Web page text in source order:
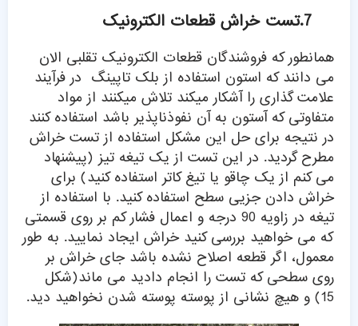
همانطور که فروشندگان قطعات الکترونیک تقلبی الان
می دانند که استون استفاده از بلک تاپینگ در فرآیند
علامت گذاری را آشکار میکند تلاش میکنند از مواد
متفاوتی که آستون به آن نفوذناپذیر باشد استفاده کنند
در نتیجه برای حل این مشکل استفاده از تست خراش
مطرح گردید. در این تست از یک تیغه تیز (پیشنهاد
می کنم از یک چاقو یا تیغ کاتر استفاده کنید) برای
خراش دادن جزیی سطح استفاده کنید. با استفاده از
تیغه در زاویه 90 درجه و اعمال فشار کم بر روی قسمتی
که می خواهید بررسی کنید خراش ایجاد نمایید. به طور
معمول، اگر قطعه اصلاح نشده باشد جای خراش بر
روی سطحی که تست را انجام دادید می ماند(شکل
15) و هیچ نشانی از پوسته پوسته شدن نخواهید دید.